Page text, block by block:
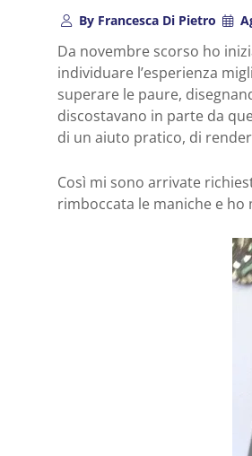
ByFrancesca Di Pietro
Da novembre scorso ho
individuare l’esperienza
superare le paure,
discostavano in parte da
di un aiuto pratico, di
Così mi sono arrivate
rimboccata le maniche e